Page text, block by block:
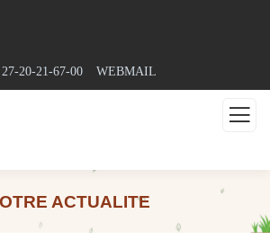
27-20-21-67-00 WEBMAIL
ACTUALITE